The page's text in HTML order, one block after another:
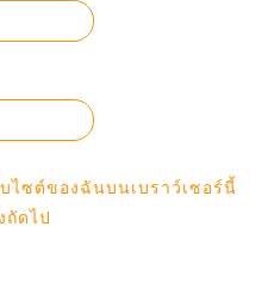
ไซต์ของฉันบนเบราว์เซอร์นี้
ถัดไป